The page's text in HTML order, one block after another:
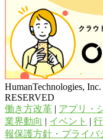
HumanTechnologies,
RESERVED
働き方改革 | アプリ・
業界動向 | イベント |
報保護方針・プライバ